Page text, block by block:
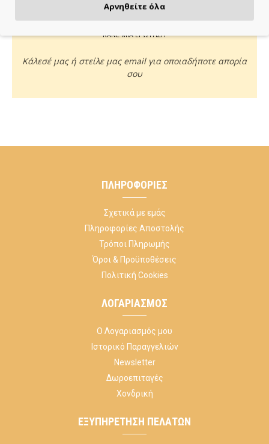
ΚΑΝΕ ΜΙΑ ΕΡΩΤΗΣΗ
Κάλεσέ μας ή στείλε μας email για οποιαδήποτε απορία
σου
ΠΛΗΡΟΦΟΡΊΕΣ
Σχετικά με εμάς
Πληροφορίες Αποστολής
Τρόποι Πληρωμής
Όροι & Προϋποθέσεις
Πολιτική Cookies
ΛΟΓΑΡΙΑΣΜΌΣ
Ο Λογαριασμός μου
Ιστορικό Παραγγελιών
Newsletter
Δωροεπιταγές
Χονδρική
ΕΞΥΠΗΡΈΤΗΣΗ ΠΕΛΑΤΏΝ
Αρνηθείτε όλα